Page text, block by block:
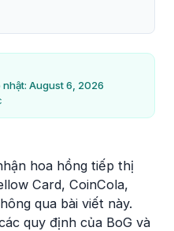
nhật: August 6, 2026
hoa hồng tiếp thị
Card, CoinCola,
qua bài viết này.
quy định của BoG và